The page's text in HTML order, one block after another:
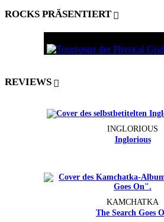
ROCKS PRÄSENTIERT
REVIEWS
INGLORIOUS
Inglorious
KAMCHATKA
The Search Goes